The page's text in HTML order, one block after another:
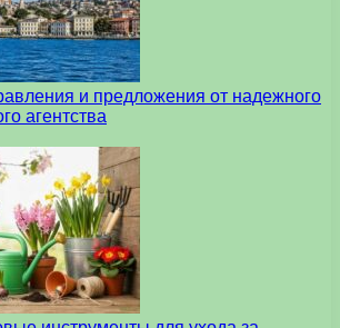
и предложения от надежного
агентства